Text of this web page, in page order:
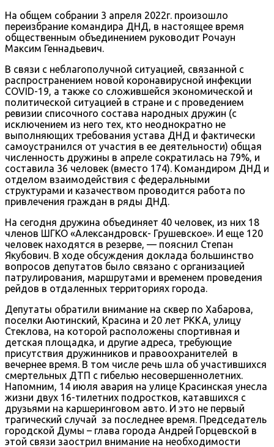
На общем собрании 3 апреля 2022г. произошло
переизбрание командира ДНД, в настоящее время
общественным объединением руководит Рочаун
Максим Геннадьевич.
В связи с неблагополучной ситуацией, связанной с
распространением новой коронавирусной инфекции
COVID-19, а также со сложившейся экономической и
политической ситуацией в стране и с проведением
ревизии списочного состава народных дружин (с
исключением из него тех, кто неоднократно не
выполняющих требования устава ДНД и фактически
самоустранился от участия в ее деятельности) общая
численность дружины в апреле сократилась на 79%, и
составила 36 человек (вместо 174). Командиром ДНД и
отделом взаимодействия с федеральными
структурами и казачеством проводится работа по
привлечения граждан в ряды ДНД.
На сегодня дружина объединяет 40 человек, из них 18
членов ШГКО «Александровск- Грушевское». И еще 120
человек находятся в резерве, — пояснил Степан
Якубович. В ходе обсуждения доклада большинство
вопросов депутатов было связано с организацией
патрулирования, маршрутами и временем проведения
рейдов в отдаленных территориях города.
Депутаты обратили внимание на сквер по Хабарова,
поселки Аютинский, Красина и 20 лет РККА, улицу
Стеклова, на которой расположены спортивная и
детская площадка, и другие адреса, требующие
присутствия дружинников и правоохранителей в
вечернее время. В том числе речь шла об участившихся
смертельных ДТП с гибелью несовершеннолетних.
Напомним, 14 июля авария на улице Красинская унесла
жизни двух 16-тилетних подростков, катавшихся с
друзьями на каршеринговом авто. И это не первый
трагический случай за последнее время. Председатель
городской Думы – глава города Андрей Горцевской в
этой связи заострил внимание на необходимости